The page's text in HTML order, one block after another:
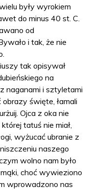
były wyrokiem
do minus 40 st. C.
od
i tak, że nie
tak opisywał
na
naganami i sztyletami
święte, łamali
Ojca z oka nie
tatuś nie miał,
wyżucać ubranie z
naszego
wolno nam było
choć wywieziono
wprowadzono nas